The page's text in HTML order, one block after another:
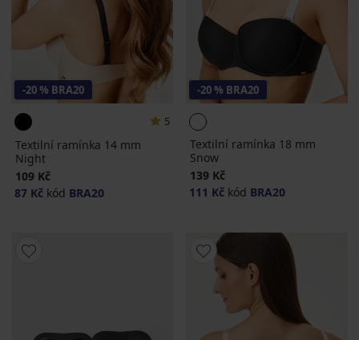
-20 % BRA20
5
Textilní ramínka 14 mm
Night
109 Kč
87 Kč kód BRA20
-20 % BRA20
Textilní ramínka 18 mm
Snow
139 Kč
111 Kč kód BRA20